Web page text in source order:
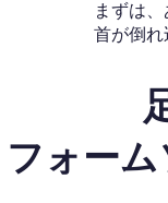
まずは
首が倒
フォー